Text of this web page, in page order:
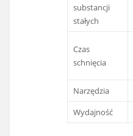
substancji
stałych
Czas
schnięcia
Narzędzia
Wydajność